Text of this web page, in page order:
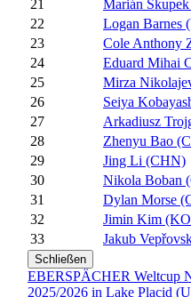
21
Marián
22
Logan Barnes
23
Cole Anthony
24
Eduard Mihai
25
Mirza
26
Seiya
27
Arkadiusz
28
Zhenyu Bao
29
Jing Li (CHN)
30
Nikola Boban
31
Dylan Morse
32
Jimin Kim
33
Jakub
Schließen
EBERSPÄCHER Weltcup
2025/2026 in Lake Placid